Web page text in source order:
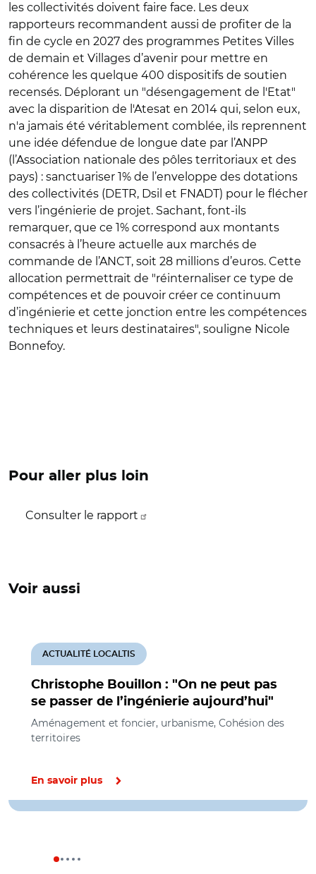
les collectivités doivent faire face. Les deux
rapporteurs recommandent aussi de profiter de la
fin de cycle en 2027 des programmes Petites Villes
de demain et Villages d’avenir pour mettre en
cohérence les quelque 400 dispositifs de soutien
recensés. Déplorant un "désengagement de l'Etat"
avec la disparition de l'Atesat en 2014 qui, selon eux,
n'a jamais été véritablement comblée, ils reprennent
une idée défendue de longue date par l’ANPP
(l’Association nationale des pôles territoriaux et des
pays) : sanctuariser 1% de l’enveloppe des dotations
des collectivités (DETR, Dsil et FNADT) pour le flécher
vers l’ingénierie de projet. Sachant, font-ils
remarquer, que ce 1% correspond aux montants
consacrés à l’heure actuelle aux marchés de
commande de l’ANCT, soit 28 millions d’euros. Cette
allocation permettrait de "réinternaliser ce type de
compétences et de pouvoir créer ce continuum
d’ingénierie et cette jonction entre les compétences
techniques et leurs destinataires", souligne Nicole
Bonnefoy.
Pour aller plus loin
Consulter le rapport
Voir aussi
Christophe Bouillon : "On ne peut pas
se passer de l’ingénierie aujourd’hui"
ACTUALITÉ LOCALTIS
Aménagement et foncier, urbanisme, Cohésion des
territoires
En savoir plus